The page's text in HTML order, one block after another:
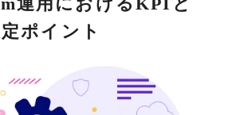
ポイント